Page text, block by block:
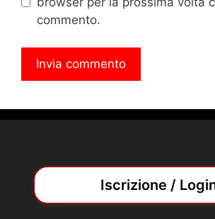
commento.
Iscrizione /